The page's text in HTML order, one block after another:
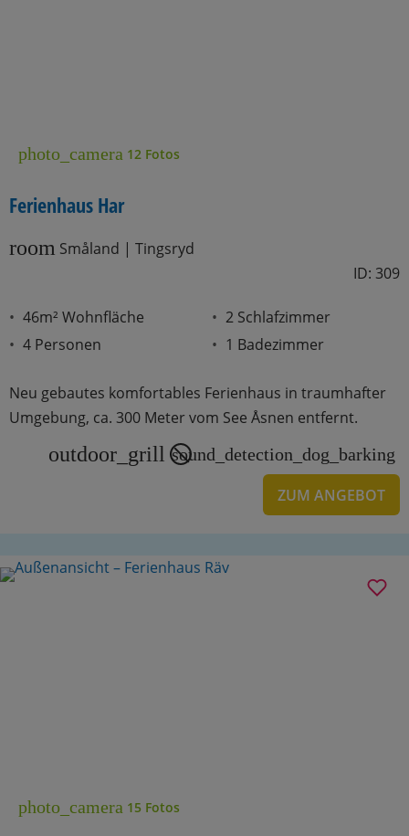
photo_camera 12 Fotos
Ferienhaus Har
room Småland | Tingsryd
ID: 309
46m² Wohnfläche
4 Personen
2 Schlafzimmer
1 Badezimmer
Neu gebautes komfortables Ferienhaus in traumhafter
Umgebung, ca. 300 Meter vom See Åsnen entfernt.
outdoor_grill sound_detection_dog_barking
ZUM ANGEBOT
photo_camera 15 Fotos